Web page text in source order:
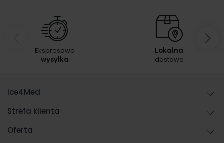
Ekspresowa
wysyłka
Lokalna
dostawa
Ice4Med
Strefa klienta
Oferta